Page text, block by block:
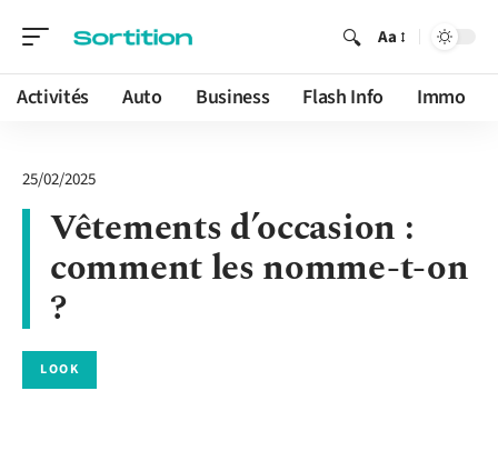
Aa
Activités Auto Business Flash Info Immo
25/02/2025
Vêtements d’occasion :
comment les nomme-t-on
?
LOOK